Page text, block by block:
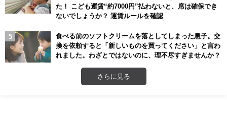
た！ こども運賃“約7000円”払わないと、席は確保でき
ないでしょうか？ 運賃ルールを確認
食べる前のソフトクリームを落としてしまった息子。交
換を依頼すると「新しいものを買ってください」と言わ
れました。わざとではないのに、理不尽すぎませんか？
さらに見る